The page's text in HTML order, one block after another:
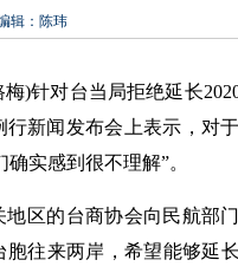
辑：陈玮
)针对台当局拒绝延长
新闻发布会上表示，对
实感到很不理解”。
区的台商协会向民航部
往来两岸，希望能够延